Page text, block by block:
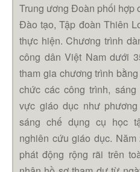
Trung ương Đoàn phối hợp
Đào tạo, Tập đoàn Thiên
thực hiện. Chương trình
công dân Việt Nam dưới
tham gia chương trình
chức các công trình,
vực giáo dục như
sáng chế dụng cụ học
nghiên cứu giáo dục.
phát động rộng rãi trên
Facebook
Youtube
Linkedin